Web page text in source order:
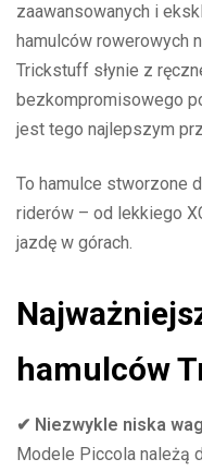
zaawansowanych i
hamulców rowerowych
Trickstuff słynie z
bezkompromisowego
jest tego najlepszym
To hamulce stworzone
riderów – od lekkiego
jazdę w górach.
hamulców
✔ Niezwykle niska
Modele Piccola należą